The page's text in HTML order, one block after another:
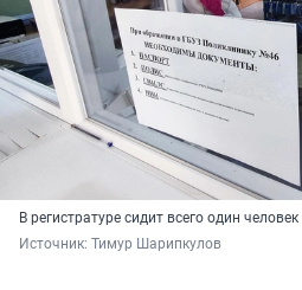
В регистратуре сидит всего один человек
Источник: Тимур Шарипкулов